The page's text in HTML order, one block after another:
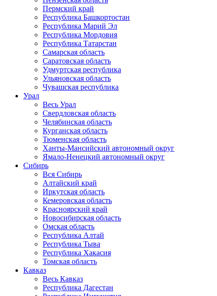
Пермский край
Республика Башкортостан
Республика Марий Эл
Республика Мордовия
Республика Татарстан
Самарская область
Саратовская область
Удмуртская республика
Ульяновская область
Чувашская республика
Урал
Весь Урал
Свердловская область
Челябинская область
Курганская область
Тюменская область
Ханты-Мансийский автономный округ
Ямало-Ненецкий автономный округ
Сибирь
Вся Сибирь
Алтайский край
Иркутская область
Кемеровская область
Красноярский край
Новосибирская область
Омская область
Республика Алтай
Республика Тыва
Республика Хакасия
Томская область
Кавказ
Весь Кавказ
Республика Дагестан